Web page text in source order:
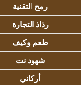
رمح التقنية
رذاذ التجارة
طعم وكيف
شهود نت
أركاني